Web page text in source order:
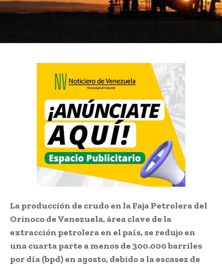
La producción de crudo en la Faja Petrolera del
Orinoco de Venezuela, área clave de la
extracción petrolera en el país, se redujo en
una cuarta parte a menos de 300.000 barriles
por día (bpd) en agosto, debido a la escasez de